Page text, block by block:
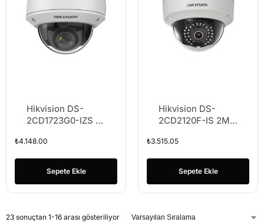
Hikvision DS-
2CD1723G0-IZS 2
Lensli IR Dome IP
Kamera
₺4.148.00
Sepete Ekle
Hikvision DS-
2CD2120F-IS 2MP
DWDR IR POE IP
KAMERA
₺3.515.05
Sepete Ekle
23 sonuçtan 1-16 arası gösteriliyor